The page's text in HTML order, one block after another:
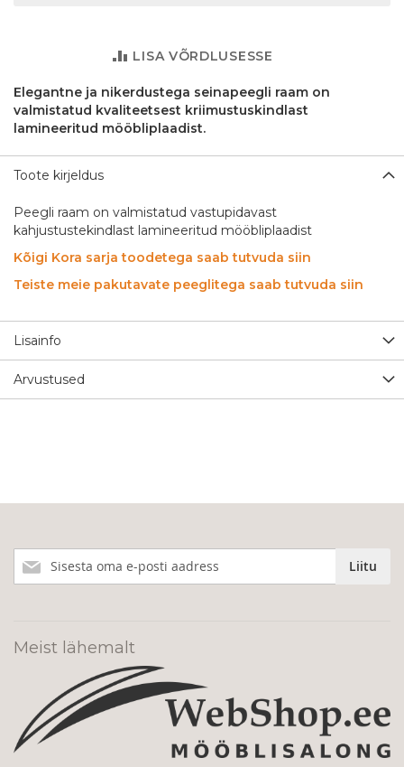
LISA VÕRDLUSESSE
Elegantne ja nikerdustega seinapeegli raam on
valmistatud kvaliteetsest kriimustuskindlast
lamineeritud mööbliplaadist.
Toote kirjeldus
Peegli raam on valmistatud vastupidavast
kahjustustekindlast lamineeritud mööbliplaadist
Kõigi Kora sarja toodetega saab tutvuda siin
Teiste meie pakutavate peeglitega saab tutvuda siin
Lisainfo
Arvustused
meie
Liitu
Meist lähemalt